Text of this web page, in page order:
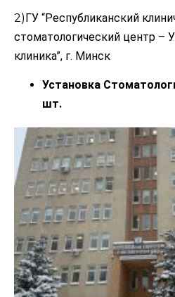
2)ГУ “Республиканский
стоматологический центр –
клиника”, г. Минск
Установка
шт.